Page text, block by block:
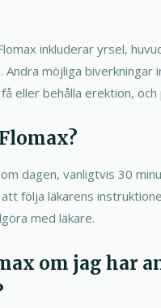
inkluderar yrsel,
Andra möjliga biverkningar
eller behålla erektion,
dagen, vanligtvis 30
följa läkarens
med läkare.
om jag har